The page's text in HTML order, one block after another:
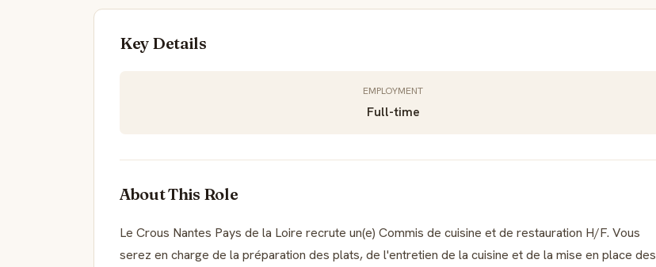
Key Details
EMPLOYMENT
Full-time
About This Role
Le Crous Nantes Pays de la Loire recrute un(e) Commis de cuisine et de restauration H/F. Vous
serez en charge de la préparation des plats, de l'entretien de la cuisine et de la mise en place des